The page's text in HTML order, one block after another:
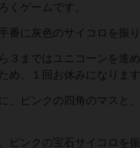
くゲームです。
に灰色のサイコロを振
３まではユニコーンを進
め、１回お休みになります
、ピンクの四角のマスと
ンクの宝石サイコロを